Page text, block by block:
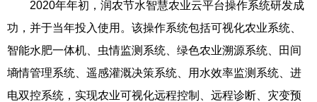
2020年年初，润农节水智慧农业云平台操作系统研发成
功，并于当年投入使用。该操作系统包括可视化农业系统、
智能水肥一体机、虫情监测系统、绿色农业溯源系统、田间
墒情管理系统、遥感灌溉决策系统、用水效率监测系统、进
电双控系统，实现农业可视化远程控制、远程诊断、灾变预